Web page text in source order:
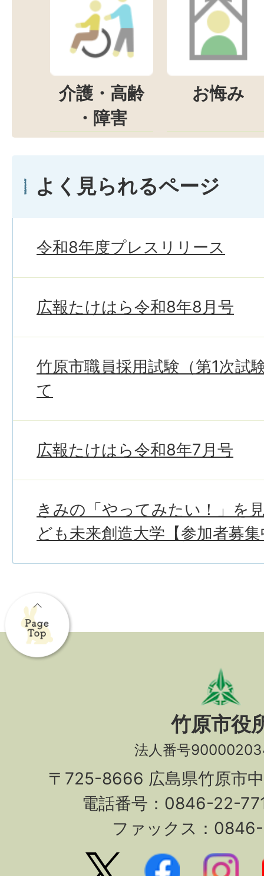
介護・高齢
・障害
お悔み
よく見られるページ
令和8年度プレスリリース
広報たけはら令和8年8月号
竹原市職員採用試験（第1次試
て
広報たけはら令和8年7月号
きみの「やってみたい！」を
ども未来創造大学【参加者募
竹原市役
法人番号
〒725-8666 広島県竹原市
電話番号：0846-22-
ファックス：